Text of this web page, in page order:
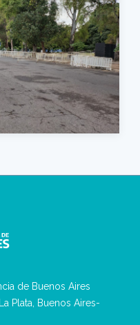
de Buenos Aires
Plata, Buenos Aires-